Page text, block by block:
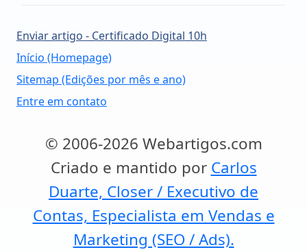
Enviar artigo - Certificado Digital 10h
Início (Homepage)
Sitemap (Edições por mês e ano)
Entre em contato
© 2006-2026 Webartigos.com
Criado e mantido por Carlos
Duarte, Closer / Executivo de
Contas, Especialista em Vendas e
Marketing (SEO / Ads).